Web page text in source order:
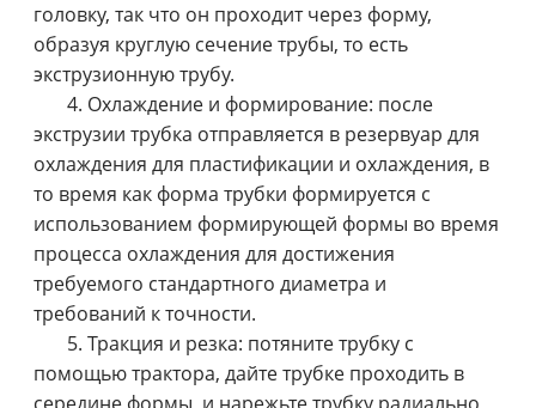
головку, так что он проходит через форму,
образуя круглую сечение трубы, то есть
экструзионную трубу.
4. Охлаждение и формирование: после
экструзии трубка отправляется в резервуар для
охлаждения для пластификации и охлаждения, в
то время как форма трубки формируется с
использованием формирующей формы во время
процесса охлаждения для достижения
требуемого стандартного диаметра и
требований к точности.
5. Тракция и резка: потяните трубку с
помощью трактора, дайте трубке проходить в